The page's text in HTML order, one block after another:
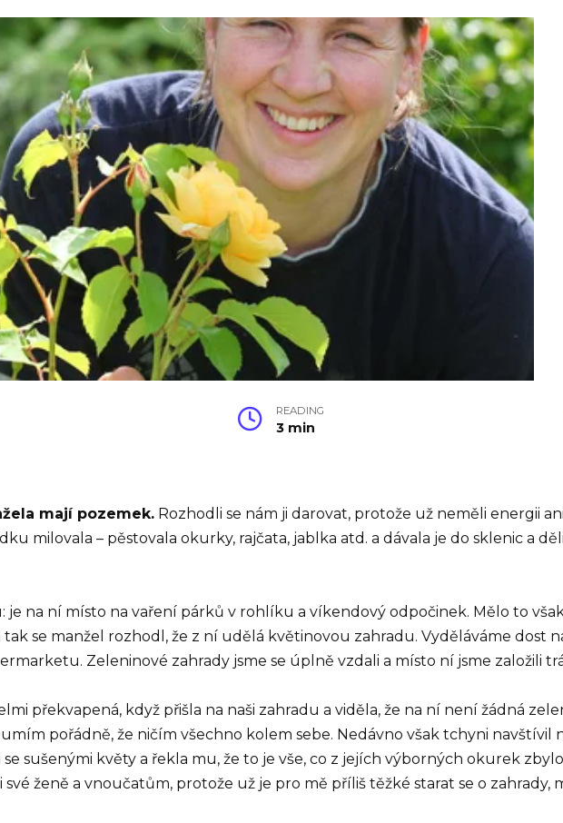
READING
3 min
mají pozemek. Rozhodli se nám ji darovat, protože už neměli energii
milovala – pěstovala okurky, rajčata, jablka atd. a dávala je do sklenic a
je na ní místo na vaření párků v rohlíku a víkendový odpočinek. Mělo to
tak se manžel rozhodl, že z ní udělá květinovou zahradu. Vyděláváme dost
Zeleninové zahrady jsme se úplně vzdali a místo ní jsme založili
překvapená, když přišla na naši zahradu a viděla, že na ní není žádná
pořádně, že ničím všechno kolem sebe. Nedávno však tchyni navštívil
sušenými květy a řekla mu, že to je vše, co z jejích výborných okurek
ženě a vnoučatům, protože už je pro mě příliš těžké starat se o zahrady,